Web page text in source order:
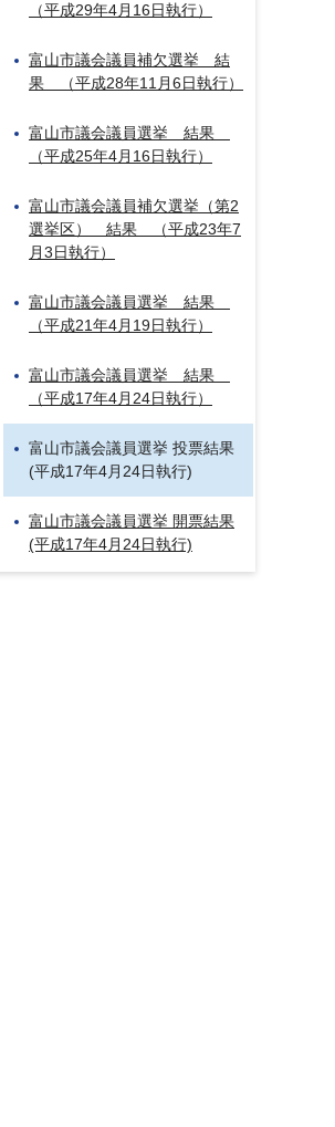
（平成29年4月16日執行）
富山市議会議員補欠選挙 結
果 （平成28年11月6日執行）
富山市議会議員選挙 結果
（平成25年4月16日執行）
富山市議会議員補欠選挙（第2
選挙区） 結果 （平成23年7
月3日執行）
富山市議会議員選挙 結果
（平成21年4月19日執行）
富山市議会議員選挙 結果
（平成17年4月24日執行）
富山市議会議員選挙 投票結果
(平成17年4月24日執行)
富山市議会議員選挙 開票結果
(平成17年4月24日執行)